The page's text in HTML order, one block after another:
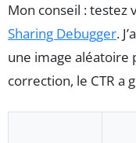
Mon conseil : testez
Sharing Debugger.
une image aléatoire
correction, le CTR a